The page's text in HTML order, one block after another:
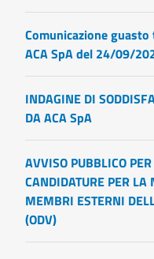
Comunicazione
ACA SpA del 24/09/
INDAGINE DI
DA ACA SpA
AVVISO PUBBLICO
CANDIDATURE PER
MEMBRI ESTERNI
(ODV)